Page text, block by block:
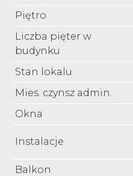
Piętro
Liczba pięter w
budynku
Stan lokalu
Mies. czynsz admin.
Okna
Instalacje
Balkon